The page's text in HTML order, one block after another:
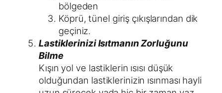
bölgeden
Köprü, tünel giriş çıkışlarından dik
geçiniz.
Lastiklerinizi Isıtmanın Zorluğunu
Bilme
Kışın yol ve lastiklerin ısısı düşük
olduğundan lastiklerinizin ısınması hayli